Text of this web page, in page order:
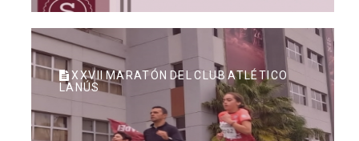
XXVII MARATÓN DEL CLUB ATLÉTICO
LANÚS